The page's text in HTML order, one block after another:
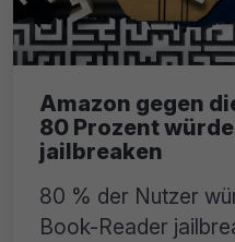
Amazon gegen
80 Prozent
jailbreaken
80 % der Nutzer
Book-Reader